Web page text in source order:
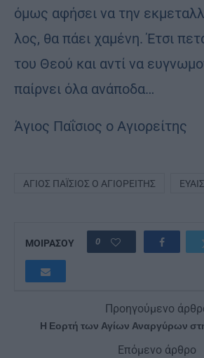
όμως αφή­σει να την
λος, θα πάει χα­μέ­νη. Έτσι
του Θεού και αντί να
παίρ­νει όλα ανά­πο­δα…
Άγιος Παΐσιος ο Αγιορείτης
ΆΓΙΟΣ ΠΑΪ́ΣΙΟΣ Ο ΑΓΙΟΡΕΊΤΗΣ
ΜΟΙΡΑΣΟΥ 0
Προηγούμενο
Η Εορτή των Αγίων Αναργύρων
Επόμενο άρθρο